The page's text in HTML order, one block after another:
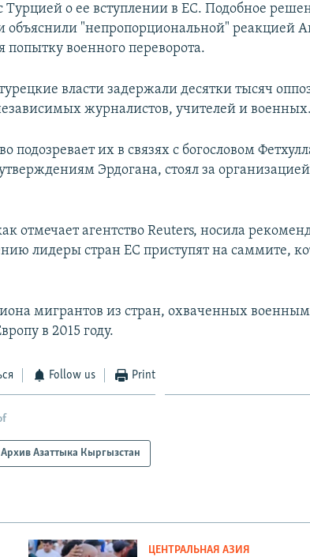
Турцией о ее вступлении в ЕС. Подобное
объяснили "непропорциональной" реакцией
попытку военного переворота.
власти задержали десятки тысяч
журналистов, учителей и военных.
подозревает их в связях с богословом
Эрдогана, стоял за
отмечает агентство Reuters, носила
лидеры стран ЕС приступят на саммите,
мигрантов из стран, охваченных
в 2015 году.
Follow us Print
Архив Азаттыка Кыргызстан
ЦЕНТРАЛЬНАЯ АЗИЯ